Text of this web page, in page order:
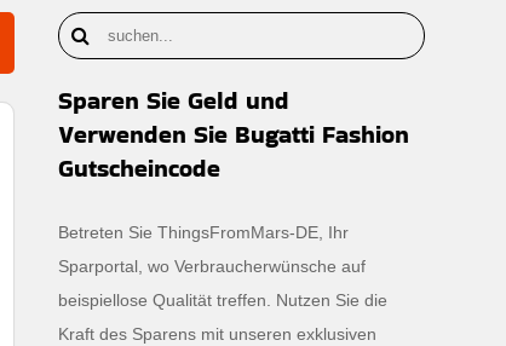
Sparen Sie Geld und
Verwenden Sie Bugatti Fashion
Gutscheincode
Betreten Sie ThingsFromMars-DE, Ihr
Sparportal, wo Verbraucherwünsche auf
beispiellose Qualität treffen. Nutzen Sie die
Kraft des Sparens mit unseren exklusiven